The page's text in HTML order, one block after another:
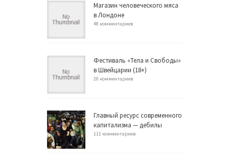
Магазин человеческого мяса
в Лондоне
48 комментариев
Фестиваль «Тела и Свободы»
в Швейцарии (18+)
20 комментариев
Главный ресурс современного
капитализма — дебилы
111 комментариев